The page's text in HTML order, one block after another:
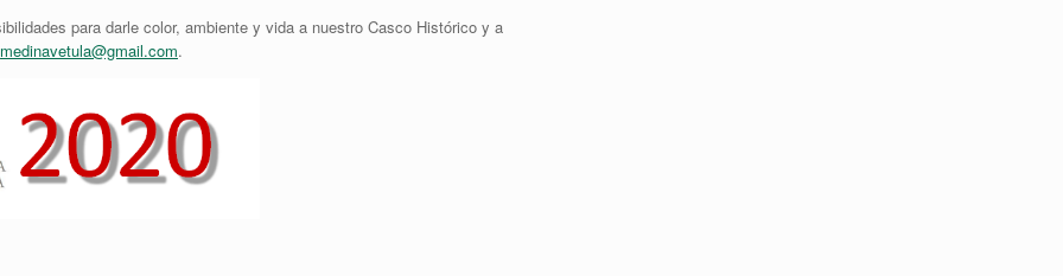
para darle color, ambiente y vida a nuestro Casco Histórico y a
medinavetula@gmail.com.